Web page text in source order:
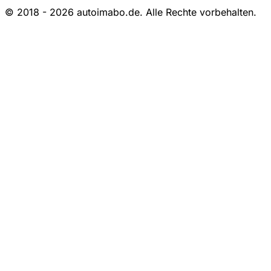
© 2018 - 2026 autoimabo.de. Alle Rechte vorbehalten.